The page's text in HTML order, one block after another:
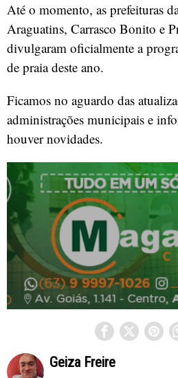
Até o momento, as prefeituras
Araguatins, Carrasco Bonito e
divulgaram oficialmente a
de praia deste ano.
Ficamos no aguardo das
administrações municipais e
houver novidades.
Geiza Freire